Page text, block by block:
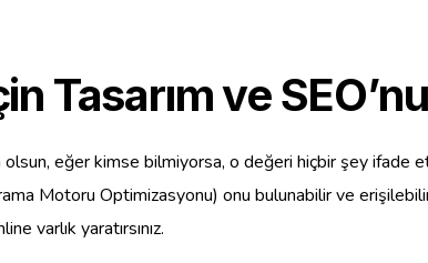
Tasarım ve
eğer kimse bilmiyorsa, o değeri hiçbir şey ifade
Motoru Optimizasyonu) onu bulunabilir ve
varlık yaratırsınız.